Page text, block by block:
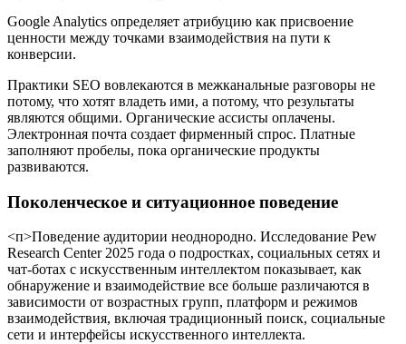
Google Analytics определяет атрибуцию как присвоение
ценности между точками взаимодействия на пути к
конверсии.
Практики SEO вовлекаются в межканальные разговоры не
потому, что хотят владеть ими, а потому, что результаты
являются общими. Органические ассисты оплачены.
Электронная почта создает фирменный спрос. Платные
заполняют пробелы, пока органические продукты
развиваются.
Поколенческое и ситуационное поведение
<п>Поведение аудитории неоднородно. Исследование Pew
Research Center 2025 года о подростках, социальных сетях и
чат-ботах с искусственным интеллектом показывает, как
обнаружение и взаимодействие все больше различаются в
зависимости от возрастных групп, платформ и режимов
взаимодействия, включая традиционный поиск, социальные
сети и интерфейсы искусственного интеллекта.